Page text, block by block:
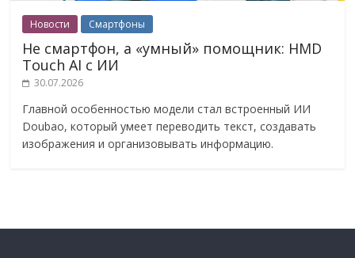
Новости Смартфоны
Не смартфон, а «умный» помощник: HMD
Touch AI с ИИ
30.07.2026
Главной особенностью модели стал встроенный ИИ
Doubao, который умеет переводить текст, создавать
изображения и организовывать информацию.